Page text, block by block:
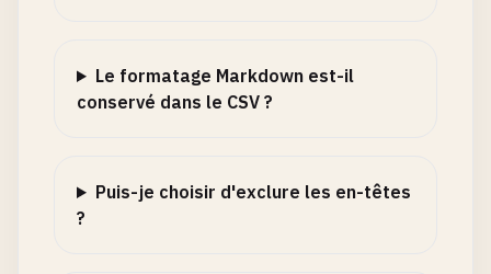
Le formatage Markdown est-il
conservé dans le CSV ?
Puis-je choisir d'exclure les en-têtes
?